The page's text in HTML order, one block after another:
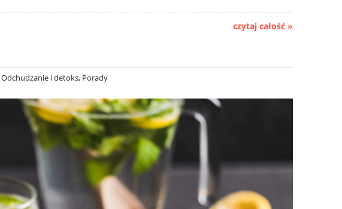
czytaj całość »
Odchudzanie i detoks, Porady